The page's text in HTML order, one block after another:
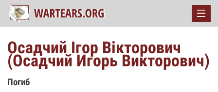
Осадчий Ігор Вікторович
(Осадчий Игорь Викторович)
Погиб